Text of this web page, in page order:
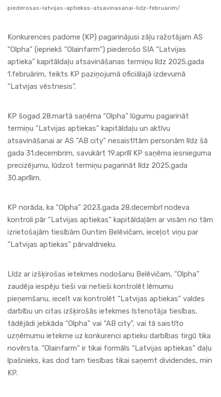
piederosas-latvijas-aptiekas-atsavinasanai-lidz-februarim/
Konkurences padome (KP) pagarinājusi zāļu ražotājam AS
“Olpha” (iepriekš “Olainfarm”) piederošo SIA “Latvijas
aptieka” kapitāldaļu atsavināšanas termiņu līdz 2025.gada
1.februārim, teikts KP paziņojumā oficiālajā izdevumā
“Latvijas vēstnesis”.
KP šogad 28.martā saņēma “Olpha” lūgumu pagarināt
termiņu “Latvijas aptiekas” kapitāldaļu un aktīvu
atsavināšanai ar AS “AB city” nesaistītām personām līdz šā
gada 31.decembrim, savukārt 19.aprīlī KP saņēma iesnieguma
precizējumu, lūdzot termiņu pagarināt līdz 2025.gada
30.aprīlim.
KP norāda, ka “Olpha” 2023.gada 28.decembrī nodeva
kontroli pār “Latvijas aptiekas” kapitāldaļām ar visām no tām
izrietošajām tiesībām Guntim Belēvičam, ieceļot viņu par
“Latvijas aptiekas” pārvaldnieku.
Līdz ar izšķirošas ietekmes nodošanu Belēvičam, “Olpha”
zaudēja iespēju tieši vai netieši kontrolēt lēmumu
pieņemšanu, iecelt vai kontrolēt “Latvijas aptiekas” valdes
darbību un citas izšķirošās ietekmes īstenotāja tiesības,
tādējādi jebkāda “Olpha” vai “AB city”, vai tā saistīto
uzņēmumu ietekme uz konkurenci aptieku darbības tirgū tika
novērsta. “Olainfarm” ir tikai formāls “Latvijas aptiekas” daļu
īpašnieks, kas dod tam tiesības tikai saņemt dividendes, min
KP.